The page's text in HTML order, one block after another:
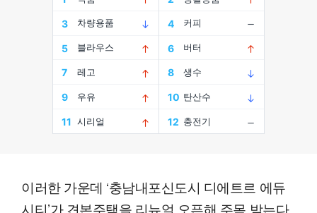
이러한 가운데 ‘충남내포신도시 디에트르 에듀
시티’가 견본주택을 리뉴얼 오픈해 주목 받는다.